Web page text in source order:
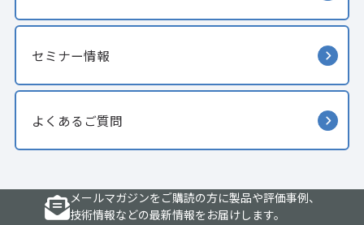
セミナー情報
よくあるご質問
メールマガジンをご購読の方に製品や評価事例、
技術情報などの最新情報をお届けします。